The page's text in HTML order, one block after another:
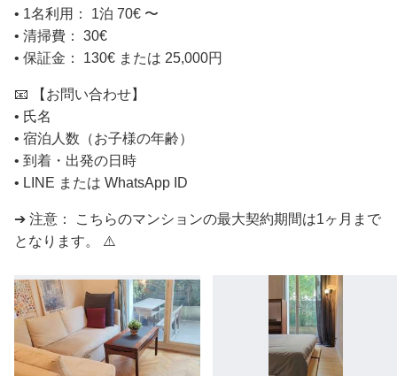
• 1名利用： 1泊 70€ 〜
• 清掃費： 30€
• 保証金： 130€ または 25,000円
📧 【 お問い合わせ】
• 氏名
• 宿泊人数（お子様の年齢）
• 到着・出発の日時
• LINE または WhatsApp ID
➔ 注意： こちらのマンションの最大契約期間は1ヶ月まで
となります。 ⚠️